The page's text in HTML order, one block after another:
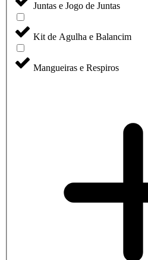
Juntas e Jogo de Juntas
Kit de Agulha e Balancim
Mangueiras e Respiros